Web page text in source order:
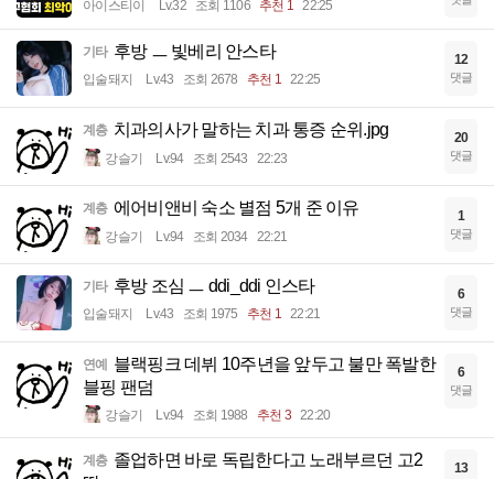
아이스티이 Lv.32 조회 1106 추천 1 22:25
기타 후방 ㅡ 빛베리 안스타
입술돼지 Lv.43 조회 2678 추천 1 22:25
12
댓글
계층 치과의사가 말하는 치과 통증 순위.jpg
강슬기 Lv.94 조회 2543 22:23
20
댓글
계층 에어비앤비 숙소 별점 5개 준 이유
강슬기 Lv.94 조회 2034 22:21
1
댓글
기타 후방 조심 ㅡ ddi_ddi 인스타
입술돼지 Lv.43 조회 1975 추천 1 22:21
6
댓글
연예 블랙핑크 데뷔 10주년을 앞두고 불만 폭발한
블핑 팬덤
강슬기 Lv.94 조회 1988 추천 3 22:20
6
댓글
계층 졸업하면 바로 독립한다고 노래부르던 고2
13